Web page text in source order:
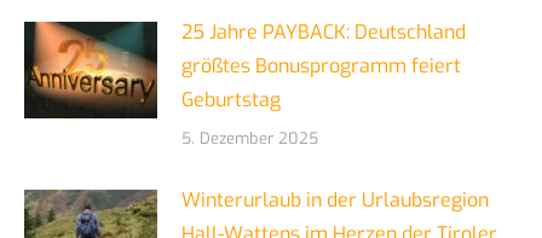
25 Jahre PAYBACK: Deutschland
größtes Bonusprogramm feiert
Geburtstag
5. Dezember 2025
Winterurlaub in der Urlaubsregion